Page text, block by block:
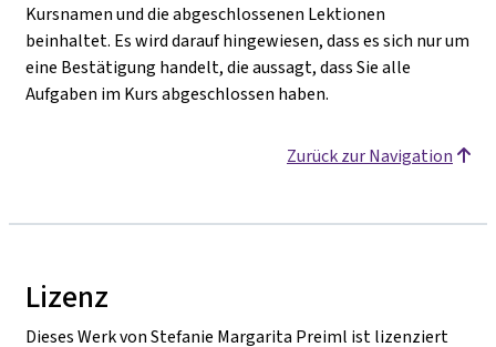
Kursnamen und die abgeschlossenen Lektionen
beinhaltet. Es wird darauf hingewiesen, dass es sich nur um
eine Bestätigung handelt, die aussagt, dass Sie alle
Aufgaben im Kurs abgeschlossen haben.
Zurück zur Navigation
Lizenz
Dieses Werk von Stefanie Margarita Preiml ist lizenziert